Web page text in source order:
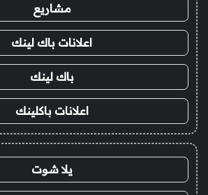
مشاريع
اعلانات باك لينك
باك لينك
اعلانات باكلينك
يلا شوت